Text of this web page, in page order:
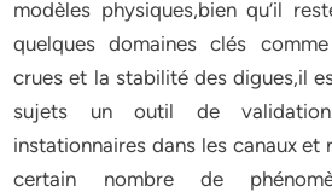
modèles physiques,bien qu’il
quelques domaines clés
crues et la stabilité des digues,il
sujets un outil de
instationnaires dans les canaux et
certain nombre de